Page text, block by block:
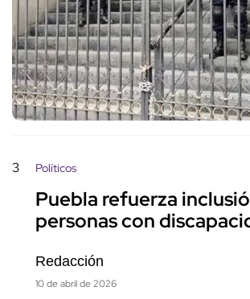
3 Políticos
Puebla refuerza
personas con
Redacción
10 de abril de 2026